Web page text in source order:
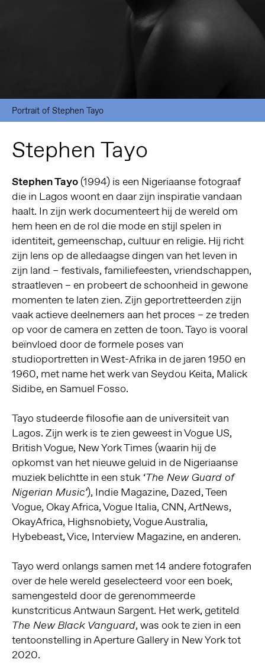
Portrait of Stephen Tayo
Stephen Tayo
Stephen Tayo(1994) is een Nigeriaanse fotograaf
die in Lagos woont en daar zijn inspiratie vandaan
haalt. In zijn werk documenteert hij de wereld om
hem heen en de rol die mode en stijl spelen in
identiteit, gemeenschap, cultuur en religie. Hij richt
zijn lens op de alledaagse dingen van het leven in
zijn land – festivals, familiefeesten, vriendschappen,
straatleven – en probeert de schoonheid in gewone
momenten te laten zien. Zijn geportretteerden zijn
vaak actieve deelnemers aan het proces – ze treden
op voor de camera en zetten de toon. Tayo is vooral
beïnvloed door de formele poses van
studioportretten in West-Afrika in de jaren 1950 en
1960, met name het werk van Seydou Keita, Malick
Sidibe, en Samuel Fosso.
Tayo studeerde filosofie aan de universiteit van
Lagos. Zijn werk is te zien geweest in Vogue US,
British Vogue, New York Times (waarin hij de
opkomst van het nieuwe geluid in de Nigeriaanse
muziek belichtte in een stuk ‘The New Guard of
Nigerian Music’), Indie Magazine, Dazed, Teen
Vogue, Okay Africa, Vogue Italia, CNN, ArtNews,
OkayAfrica, Highsnobiety, Vogue Australia,
Hybebeast, Vice, Interview Magazine, en anderen.
Tayo werd onlangs samen met 14 andere fotografen
over de hele wereld geselecteerd voor een boek,
samengesteld door de gerenommeerde
kunstcriticus Antwaun Sargent. Het werk, getiteld
The New Black Vanguard, was ook te zien in een
tentoonstelling in Aperture Gallery in New York tot
2020.